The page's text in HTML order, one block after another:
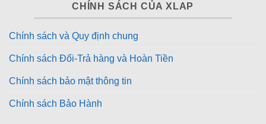
CHÍNH SÁCH CỦA XLAP
Chính sách và Quy định chung
Chính sách Đổi-Trả hàng và Hoàn Tiền
Chính sách bảo mật thông tin
Chính sách Bảo Hành